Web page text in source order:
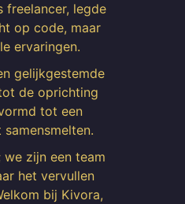
freelancer, legde
op code, maar
ervaringen.
gelijkgestemde
de oprichting
tot een
zijn een team
het vervullen
bij Kivora,